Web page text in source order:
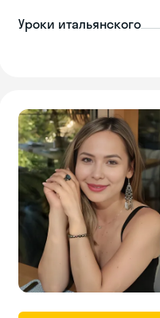
Уроки итальянского